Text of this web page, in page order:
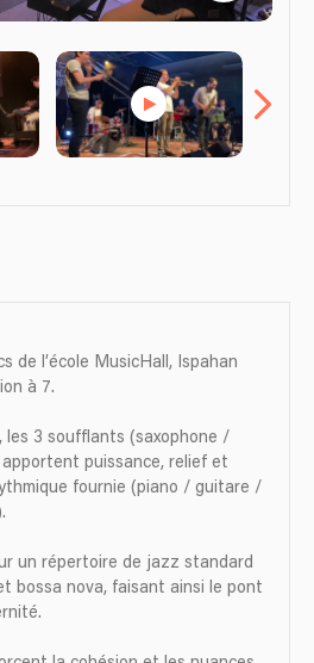
de l’école MusicHall, Ispahan
à 7.
les 3 soufflants (saxophone /
puissance, relief et
fournie (piano / guitare /
un répertoire de jazz standard
bossa nova, faisant ainsi le pont